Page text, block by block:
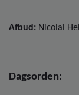
Afbud: Nicolai
Dagsorden: